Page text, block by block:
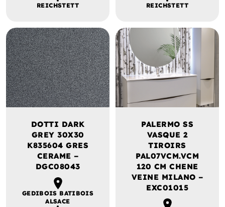
REICHSTETT
REICHSTETT
DOTTI DARK
GREY 30X30
K835604 GRES
CERAME –
DGC08043
GEDIBOIS BATIBOIS
ALSACE
PALERMO SS
VASQUE 2
TIROIRS
PAL07VCM.VCM
120 CM CHENE
VEINE MILANO –
EXC01015